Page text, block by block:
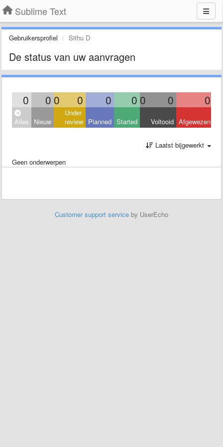
Sublime Text
Gebruikersprofiel Sithu D
De status van uw aanvragen
0 0 0 0 0 0 0 0 0
Alles Nieuw
Under
review Planned Started Voltooid Afgewezen
Laatst bijgewerkt
Geen onderwerpen
Customer support service by UserEcho